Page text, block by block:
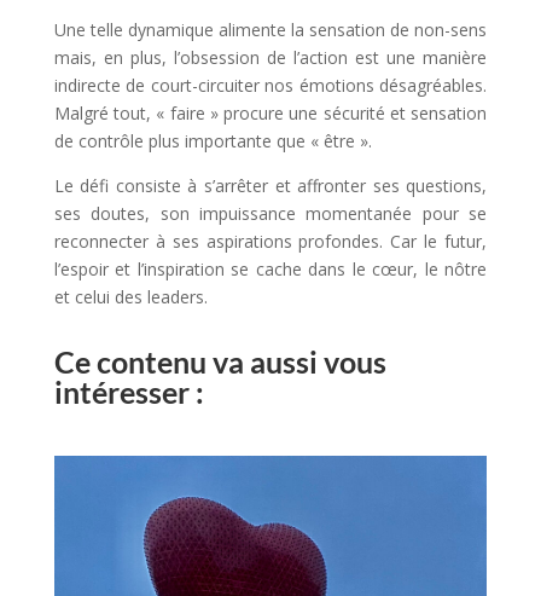
Une telle dynamique alimente la sensation de non-sens
mais, en plus, l’obsession de l’action est une manière
indirecte de court-circuiter nos émotions désagréables.
Malgré tout, « faire » procure une sécurité et sensation
de contrôle plus importante que « être ».
Le défi consiste à s’arrêter et affronter ses questions,
ses doutes, son impuissance momentanée pour se
reconnecter à ses aspirations profondes. Car le futur,
l’espoir et l’inspiration se cache dans le cœur, le nôtre
et celui des leaders.
Ce contenu va aussi vous
intéresser :